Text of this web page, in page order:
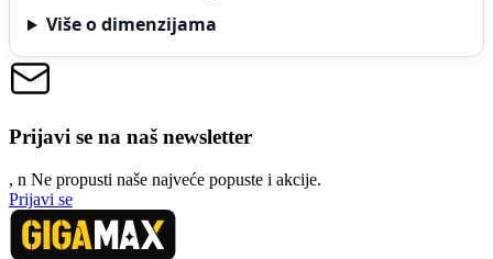
Više o dimenzijama
Prijavi se na naš newsletter
, n Ne propusti naše najveće popuste i akcije.
Prijavi se